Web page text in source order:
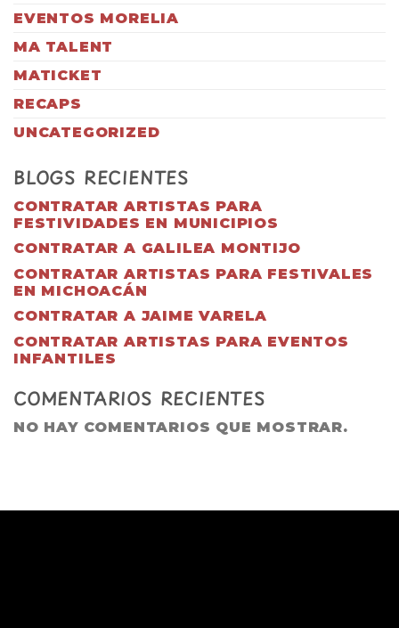
EVENTOS MORELIA
MA TALENT
MATICKET
RECAPS
UNCATEGORIZED
BLOGS RECIENTES
CONTRATAR ARTISTAS PARA
FESTIVIDADES EN MUNICIPIOS
CONTRATAR A GALILEA MONTIJO
CONTRATAR ARTISTAS PARA FESTIVALES
EN MICHOACÁN
CONTRATAR A JAIME VARELA
CONTRATAR ARTISTAS PARA EVENTOS
INFANTILES
COMENTARIOS RECIENTES
NO HAY COMENTARIOS QUE MOSTRAR.